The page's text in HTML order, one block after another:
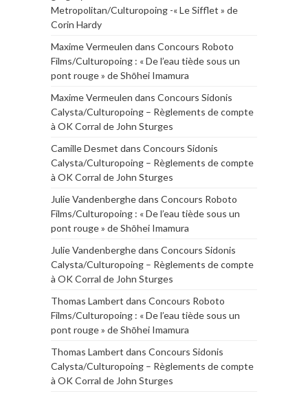
Metropolitan/Culturopoing -« Le Sifflet » de
Corin Hardy
Maxime Vermeulen dans Concours Roboto
Films/Culturopoing : « De l’eau tiède sous un
pont rouge » de Shōhei Imamura
Maxime Vermeulen dans Concours Sidonis
Calysta/Culturopoing – Règlements de compte
à OK Corral de John Sturges
Camille Desmet dans Concours Sidonis
Calysta/Culturopoing – Règlements de compte
à OK Corral de John Sturges
Julie Vandenberghedans Concours Roboto
Films/Culturopoing : « De l’eau tiède sous un
pont rouge » de Shōhei Imamura
Julie Vandenberghedans Concours Sidonis
Calysta/Culturopoing – Règlements de compte
à OK Corral de John Sturges
Thomas Lambert dans Concours Roboto
Films/Culturopoing : « De l’eau tiède sous un
pont rouge » de Shōhei Imamura
Thomas Lambert dans Concours Sidonis
Calysta/Culturopoing – Règlements de compte
à OK Corral de John Sturges